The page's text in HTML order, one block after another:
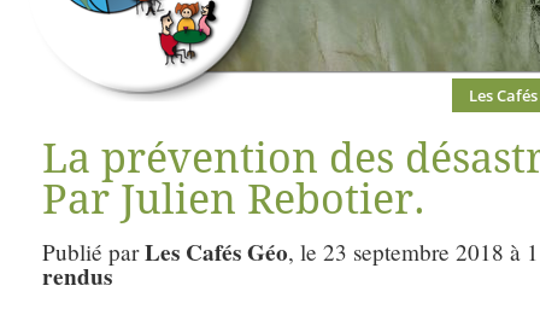
Les Cafés
La prévention des
Par Julien Rebotier.
Publié parLes Cafés Géo, le 23 septembre 2018 à
rendus